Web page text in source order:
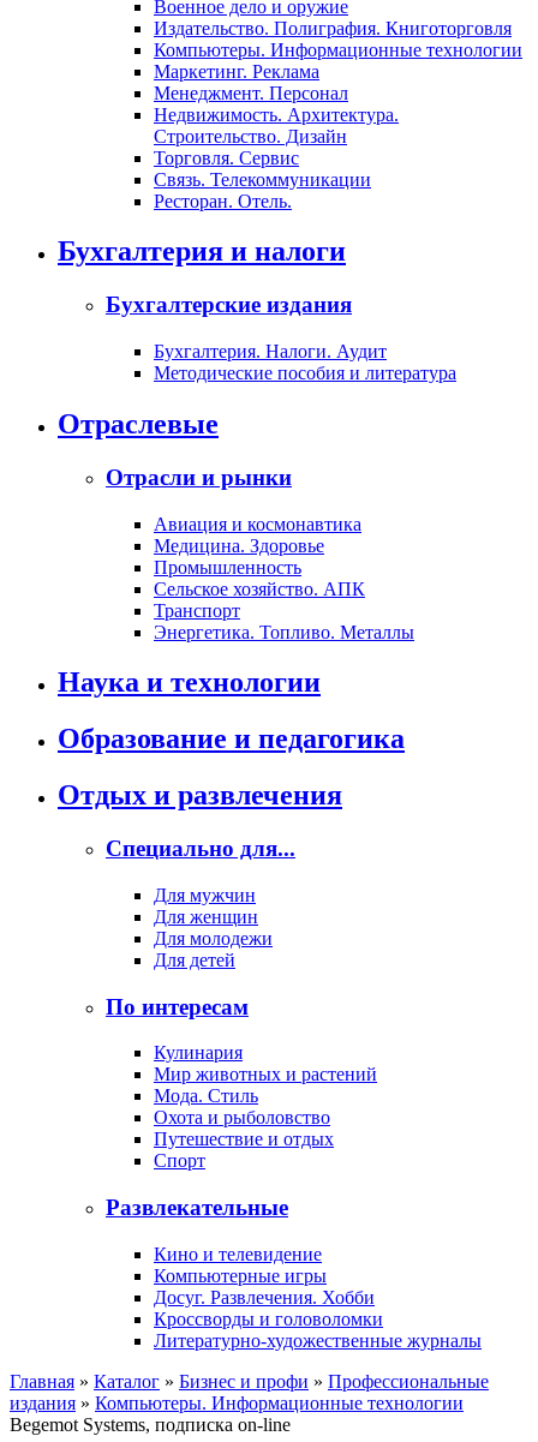
Военное дело и оружие
Издательство. Полиграфия. Книготорговля
Компьютеры. Информационные технологии
Маркетинг. Реклама
Менеджмент. Персонал
Недвижимость. Архитектура.
Строительство. Дизайн
Торговля. Сервис
Связь. Телекоммуникации
Ресторан. Отель.
Бухгалтерия и налоги
Бухгалтерские издания
Бухгалтерия. Налоги. Аудит
Методические пособия и литература
Отраслевые
Отрасли и рынки
Авиация и космонавтика
Медицина. Здоровье
Промышленность
Сельское хозяйство. АПК
Транспорт
Энергетика. Топливо. Металлы
Наука и технологии
Образование и педагогика
Отдых и развлечения
Специально для...
Для мужчин
Для женщин
Для молодежи
Для детей
По интересам
Кулинария
Мир животных и растений
Мода. Стиль
Охота и рыболовство
Путешествие и отдых
Спорт
Развлекательные
Кино и телевидение
Компьютерные игры
Досуг. Развлечения. Хобби
Кроссворды и головоломки
Литературно-художественные журналы
Главная » Каталог » Бизнес и профи » Профессиональные
издания » Компьютеры. Информационные технологии
Begemot Systems, подписка on-line